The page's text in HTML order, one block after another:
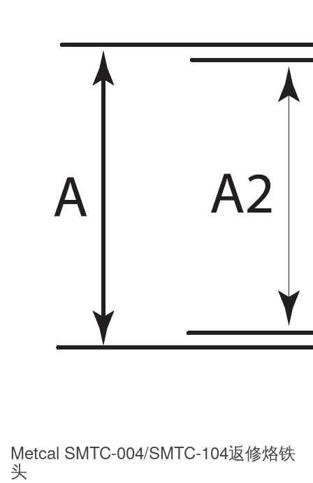
Metcal SMTC-004/SMTC-104返修烙铁
头